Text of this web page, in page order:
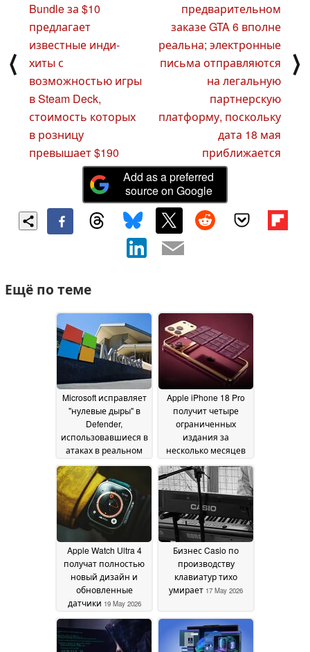
⟨
Bundle за $10
предлагает
известные инди-
хиты с
возможностью игры
в Steam Deck,
стоимость которых
в розницу
превышает $190
предварительном
заказе GTA 6 вполне
реальна; электронные
письма отправляются
на легальную
партнерскую
платформу, поскольку
дата 18 мая
приближается
⟩
Add as a preferred
source on Google
Ещё по теме
Microsoft исправляет
"нулевые дыры" в
Defender,
использовавшиеся в
атаках в реальном
22 May 2026
Apple iPhone 18 Pro
получит четыре
ограниченных
издания за
несколько месяцев
20 May 2026
Apple Watch Ultra 4
получат полностью
новый дизайн и
обновленные
датчики 19 May 2026
Бизнес Casio по
производству
клавиатур тихо
умирает 17 May 2026